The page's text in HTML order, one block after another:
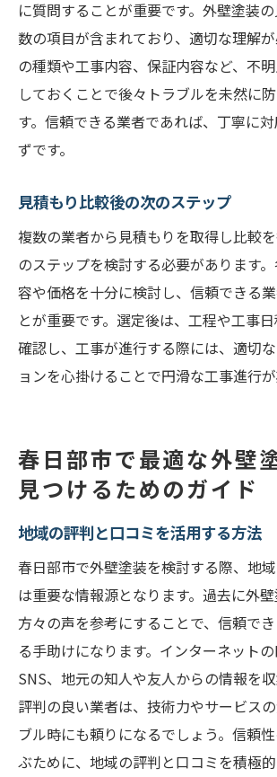
に質問することが重要です。外壁塗装
数の項目が含まれており、適切な理解
の種類や工事内容、保証内容など、不
しておくことで後々トラブルを未然に
す。信頼できる業者であれば、丁寧に
ずです。
見積もり比較後の次のステップ
複数の業者から見積もりを取得し比較
のステップを検討する必要があります
容や価格を十分に検討し、信頼できる
とが重要です。選定後は、工程や工事
確認し、工事が進行する際には、適切
ョンを心掛けることで円滑な工事進行が
春日部市で最適な外壁
見つけるためのガイド
地域の評判と口コミを活用する方法
春日部市で外壁塗装を検討する際、地
は重要な情報源となります。過去に外
方々の声を参考にすることで、信頼で
る手助けになります。インターネット
SNS、地元の知人や友人からの情報を収
評判の良い業者は、技術力やサービス
ブル時にも頼りになるでしょう。信頼
ぶために、地域の評判と口コミを積極